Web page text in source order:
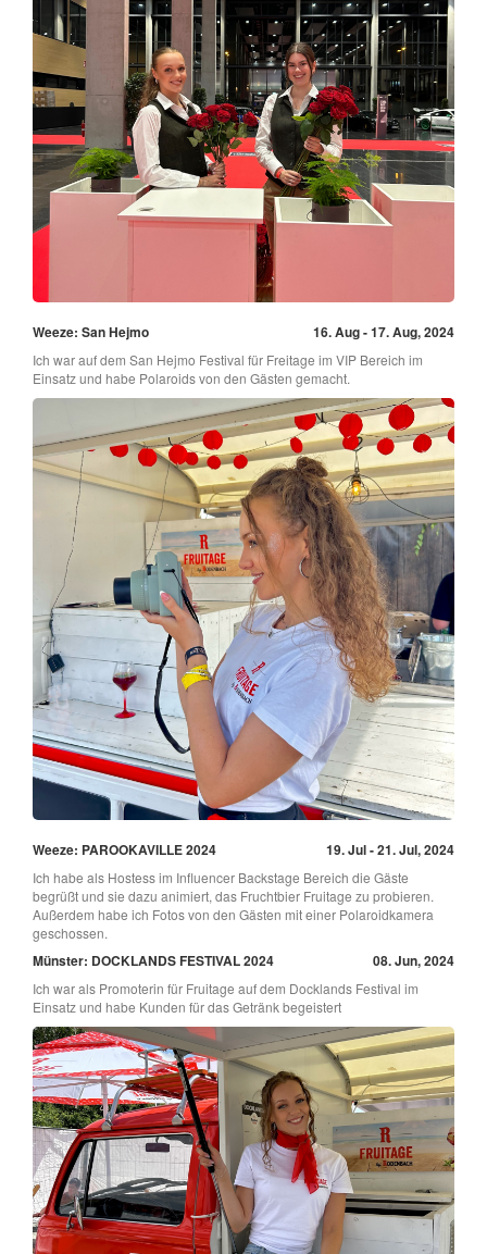
Weeze: San Hejmo 16. Aug - 17. Aug, 2024
Ich war auf dem San Hejmo Festival für Freitage im VIP Bereich im
Einsatz und habe Polaroids von den Gästen gemacht.
Weeze: PAROOKAVILLE 2024 19. Jul - 21. Jul, 2024
Ich habe als Hostess im Influencer Backstage Bereich die Gäste
begrüßt und sie dazu animiert, das Fruchtbier Fruitage zu probieren.
Außerdem habe ich Fotos von den Gästen mit einer Polaroidkamera
geschossen.
Münster: DOCKLANDS FESTIVAL 2024 08. Jun, 2024
Ich war als Promoterin für Fruitage auf dem Docklands Festival im
Einsatz und habe Kunden für das Getränk begeistert